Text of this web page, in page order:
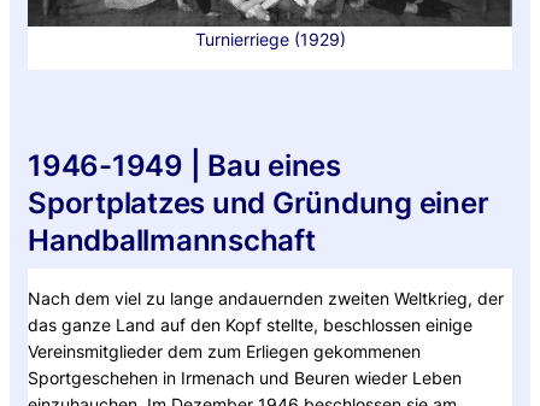
Turnierriege (1929)
1946-1949 | Bau eines
Sportplatzes und Gründung einer
Handballmannschaft
Nach dem viel zu lange andauernden zweiten Weltkrieg, der
das ganze Land auf den Kopf stellte, beschlossen einige
Vereinsmitglieder dem zum Erliegen gekommenen
Sportgeschehen in Irmenach und Beuren wieder Leben